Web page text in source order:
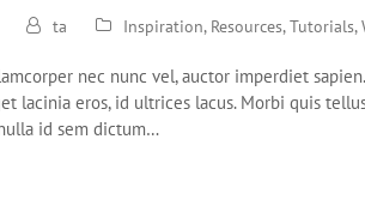
ta Inspiration, Resources,Tutorials,
nec nunc vel, auctor imperdiet
lacinia eros, id ultrices lacus. Morbi quis
id sem dictum…